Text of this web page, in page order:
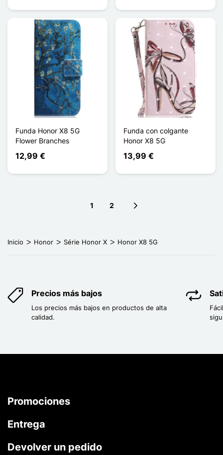
Funda Honor X8 5G
Flower Branches
12,99 €
Funda con colgante
Honor X8 5G
13,99 €
1 2
Inicio Honor Série Honor X Honor X8 5G
Precios más bajos
Los precios más bajos en productos de alta
calidad.
Promociones
Entrega
Devolver un pedido